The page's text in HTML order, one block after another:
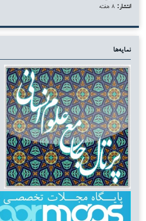
انتشار:
نمایه‌ها